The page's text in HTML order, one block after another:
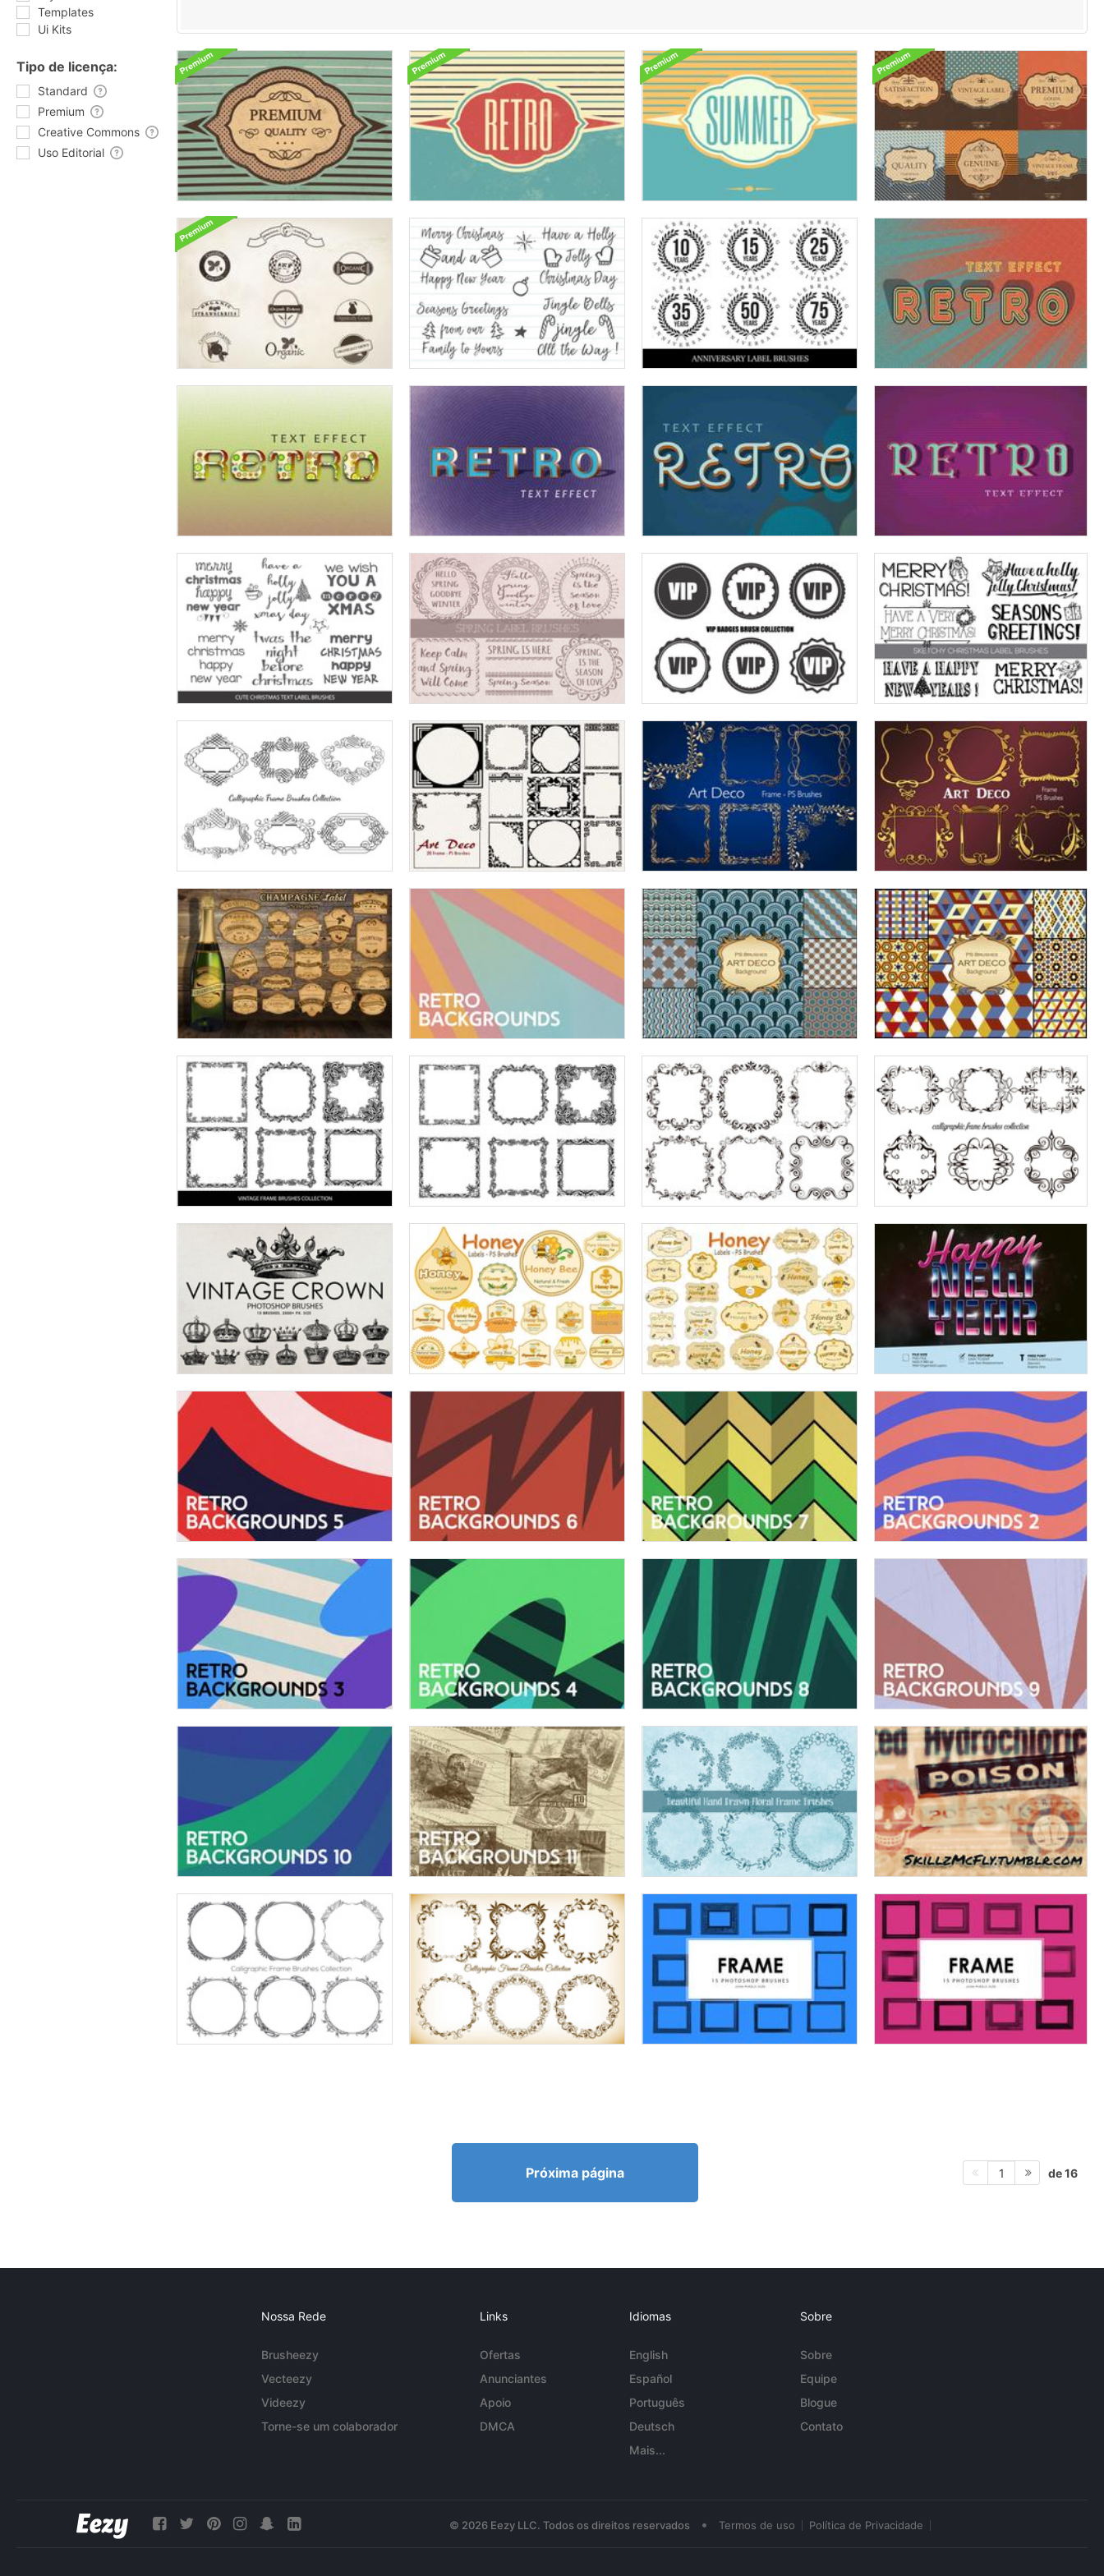
Templates
Ui Kits
Tipo de licença:
Standard
Premium
Creative Commons
Uso Editorial
Próxima página 1 de 16
Nossa Rede
Brusheezy
Vecteezy
Videezy
Torne-se um colaborador
Links
Ofertas
Anunciantes
Apoio
DMCA
Idiomas
English
Español
Português
Deutsch
Mais...
Sobre
Sobre
Equipe
Blogue
Contato
© 2026 Eezy LLC. Todos os direitos reservados • Termos de uso Política de Privacidade